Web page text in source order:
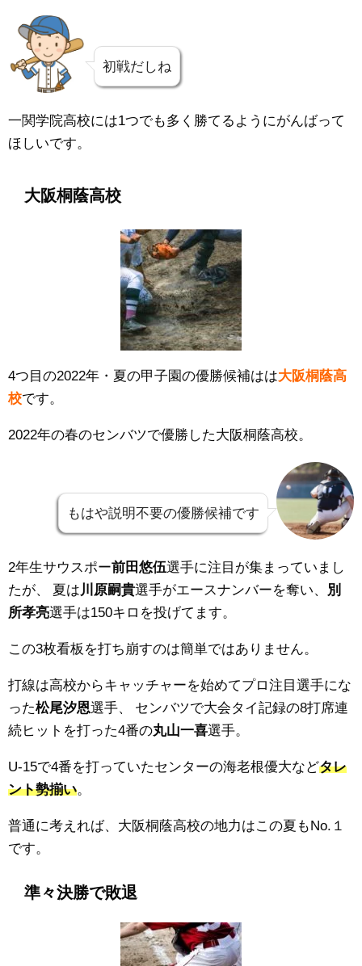
初戦だしね
一関学院高校には1つでも多く勝てるようにがんばって
ほしいです。
大阪桐蔭高校
4つ目の2022年・夏の甲子園の優勝候補はは大阪桐蔭高
校です。
2022年の春のセンバツで優勝した大阪桐蔭高校。
もはや説明不要の優勝候補です
2年生サウスポー前田悠伍選手に注目が集まっていまし
たが、
夏は 川原嗣貴選手がエースナンバーを奪い、
別
所孝亮選手は150キロを投げてます。
この3枚看板を打ち崩すのは簡単ではありません。
打線は高校からキャッチャーを始めてプロ注目選手にな
った松尾汐恩選手、
センバツで大会タイ記録の8打席連
続ヒットを打った4番の丸山一喜選手。
U-15で4番を打っていたセンターの海老根優大などタレ
ント勢揃い
普通に考えれば、大阪桐蔭高校の地力はこの夏もNo.１
です。
準々決勝で敗退